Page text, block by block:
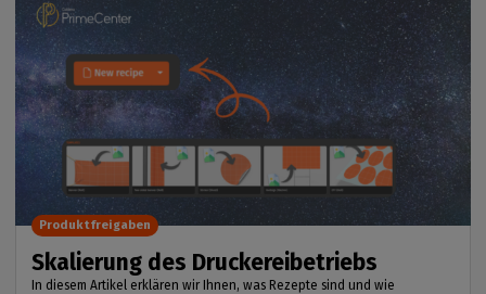
Skalierung des Druckereibetriebs
In diesem Artikel erklären wir Ihnen, was Rezepte sind und wie
Produktfreigaben